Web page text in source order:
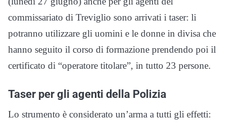
commissariato di Treviglio sono arrivati i taser: li
potranno utilizzare gli uomini e le donne in divisa che
hanno seguito il corso di formazione prendendo poi il
certificato di “operatore titolare”, in tutto 23 persone.
Taser per gli agenti della Polizia
Lo strumento è considerato un’arma a tutti gli effetti: